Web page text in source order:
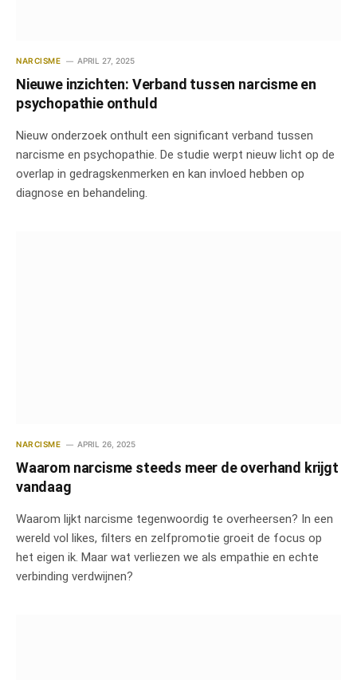
NARCISME APRIL 27, 2025
Nieuwe inzichten: Verband tussen narcisme en
psychopathie onthuld
Nieuw onderzoek onthult een significant verband tussen
narcisme en psychopathie. De studie werpt nieuw licht op de
overlap in gedragskenmerken en kan invloed hebben op
diagnose en behandeling.
NARCISME APRIL 26, 2025
Waarom narcisme steeds meer de overhand krijgt
vandaag
Waarom lijkt narcisme tegenwoordig te overheersen? In een
wereld vol likes, filters en zelfpromotie groeit de focus op
het eigen ik. Maar wat verliezen we als empathie en echte
verbinding verdwijnen?